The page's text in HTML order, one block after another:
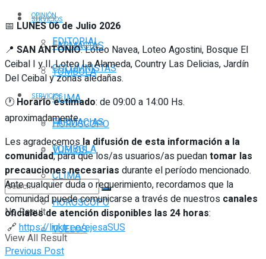
SERVICIOS
FARMACIAS
TOMBOLA
CLIMA
HORÓSCOPO
VUELOS
No Result
View All Result
OPINIÓN
EDITORIAL
COLUMNISTAS
SERVICIOS
FARMACIAS
TOMBOLA
CLIMA
HORÓSCOPO
VUELOS
📅 LUNES 06 de Julio 2026
📍 SAN ANTONIO: Loteo Navea, Loteo Agostini, Bosque El
Ceibal I y II, Loteo La Alameda, Country Las Delicias, Jardín
Del Ceibal y zonas aledañas.
🕐 Horario estimado: de 09:00 a 14:00 Hs.
aproximadamente.
Les agradecemosla difusión de esta información a la
comunidad, para que los/as usuarios/as puedantomar las
precauciones necesarias durante el período mencionado.
Ante cualquier duda o requerimiento, recordamos que la
comunidad puede comunicarse a través de nuestros canales
oficiales de atención disponibles las 24 horas:
🔗 https://linktr.ee/ejesaSUS
Previous Post